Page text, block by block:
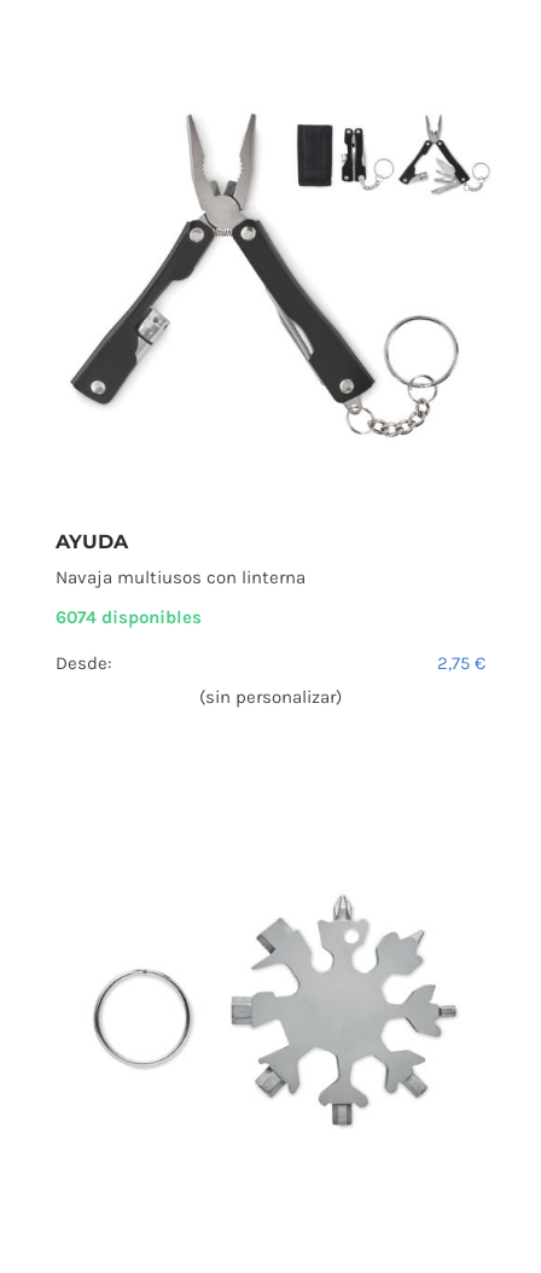
AYUDA
Navaja multiusos con linterna
6074 disponibles
Desde: 2,75 €
(sin personalizar)